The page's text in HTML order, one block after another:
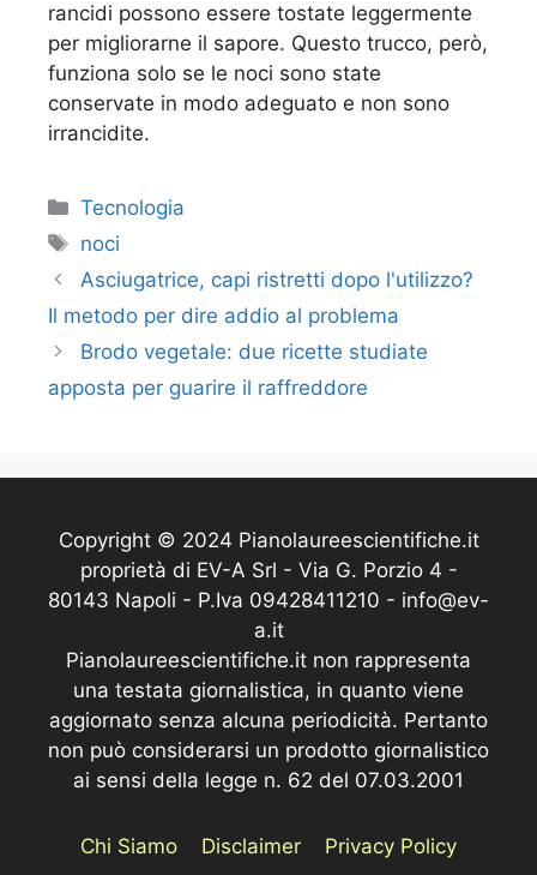
rancidi possono essere tostate leggermente
per migliorarne il sapore. Questo trucco, però,
funziona solo se le noci sono state
conservate in modo adeguato e non sono
irrancidite.
Categorie
Tecnologia
Tag
noci
Asciugatrice, capi ristretti dopo l'utilizzo?
Il metodo per dire addio al problema
Brodo vegetale: due ricette studiate
apposta per guarire il raffreddore
Copyright © 2024 Pianolaureescientifiche.it
proprietà di EV-A Srl - Via G. Porzio 4 -
80143 Napoli - P.Iva 09428411210 - info@ev-
a.it
Pianolaureescientifiche.it non rappresenta
una testata giornalistica, in quanto viene
aggiornato senza alcuna periodicità. Pertanto
non può considerarsi un prodotto giornalistico
ai sensi della legge n. 62 del 07.03.2001
Chi Siamo Disclaimer
Privacy Policy